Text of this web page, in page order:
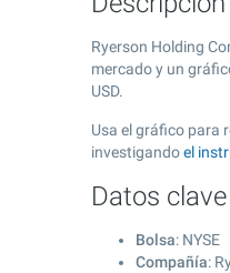
Ryerson Holding
mercado y un
USD.
Usa el gráfico para
investigandoel
Datos clave
Bolsa: NYSE
Compañía: